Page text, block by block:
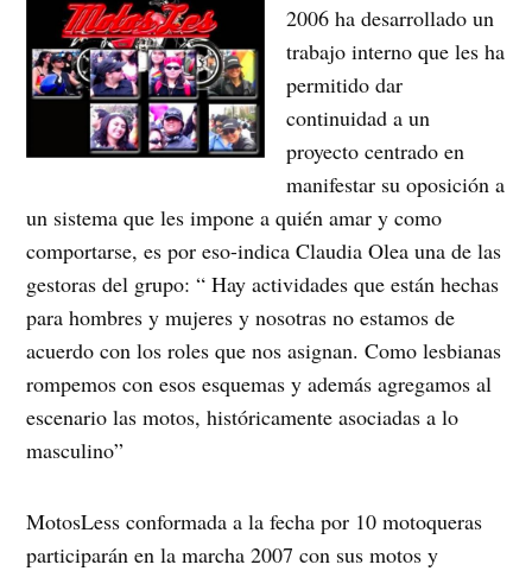
2006 ha desarrollado un
trabajo interno que les ha
permitido dar
continuidad a un
proyecto centrado en
manifestar su oposición a
un sistema que les impone a quién amar y como
comportarse, es por eso-indica Claudia Olea una de las
gestoras del grupo: “ Hay actividades que están hechas
para hombres y mujeres y nosotras no estamos de
acuerdo con los roles que nos asignan. Como lesbianas
rompemos con esos esquemas y además agregamos al
escenario las motos, históricamente asociadas a lo
masculino”
MotosLess conformada a la fecha por 10 motoqueras
participarán en la marcha 2007 con sus motos y